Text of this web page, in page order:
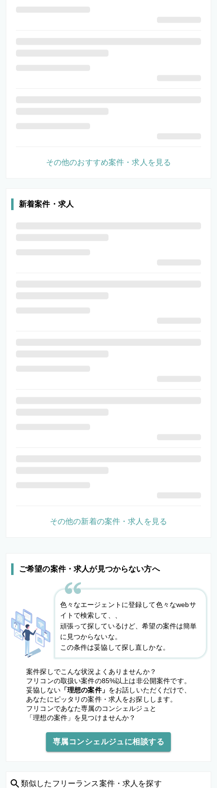
ご希望の案件・求人が見つからない方へ
色々なエージェントに登録して色々なwebサ
イトで検索して、、
頑張って探しているけど、希望の案件は簡単
に見つからないな。
この条件は妥協して探し直しかな。
案件探しでこんな状況よくありませんか？
フリコンの取扱い案件の85%以上は非公開案件です。
妥協しない「理想の案件」 をお話しいただくだけで、
あなたにピッタリの案件・求人をお探しします。
フリコンであなた専属のコンシェルジュと
「理想の案件」を見つけませんか？
専属コンシェルジュに相談する
類似した フリーランス案件・求人を探す
その他のおすすめ案件・求人を見る
新着案件・求人
その他の新着の案件・求人を見る